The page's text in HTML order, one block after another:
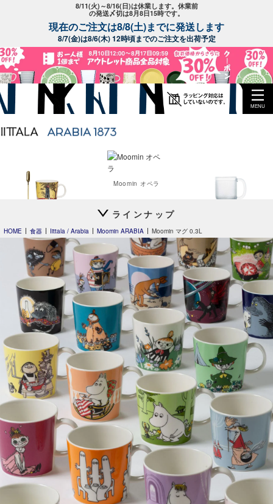
8/11(火)～8/16(日)は休業します。休業前
の発送〆切は8月8日15時です。
現在のご注文は8/8(土)までに発送します
8/7(金)は8/6(木) 12時頃までのご注文を出荷予定
MENU
マグ 0.3L 2026
Moomin オペラ
Teema
プレート 12cm
Teema
プレート 15cm
Teema
プレート 23cm
Teema
スクエアプレート12×12
ラインナップ
HOME 食器 Iittala / Arabia Moomin ARABIA Moomin マグ 0.3L